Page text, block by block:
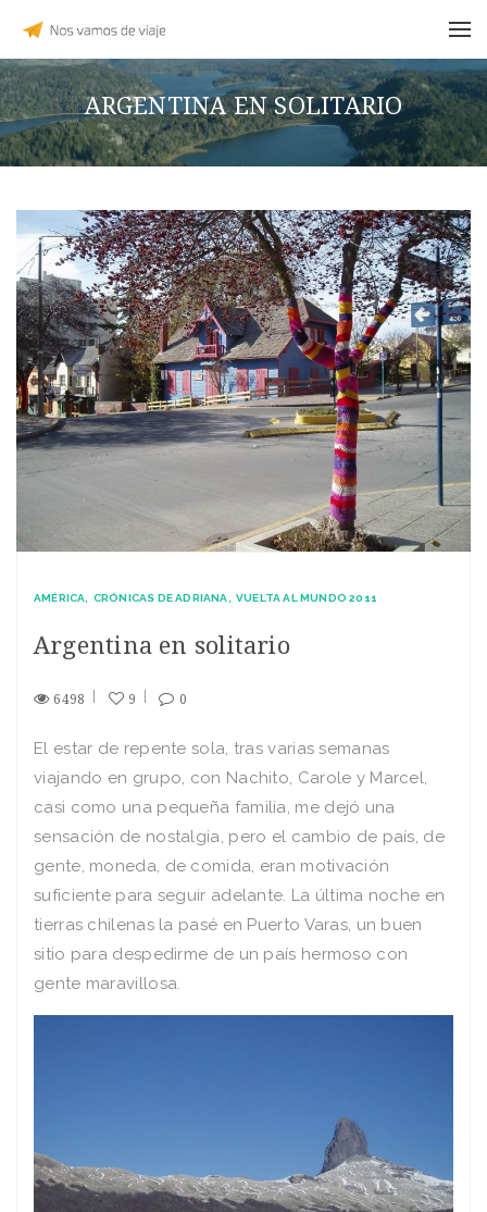
ARGENTINA EN SOLITARIO
AMÉRICA CRÓNICAS DE ADRIANA VUELTA AL MUNDO 2011
Argentina en solitario
6498 9 0
El estar de repente sola, tras varias semanas
viajando en grupo, con Nachito, Carole y Marcel,
casi como una pequeña familia, me dejó una
sensación de nostalgia, pero el cambio de país, de
gente, moneda, de comida, eran motivación
suficiente para seguir adelante. La última noche en
tierras chilenas la pasé en Puerto Varas, un buen
sitio para despedirme de un país hermoso con
gente maravillosa.